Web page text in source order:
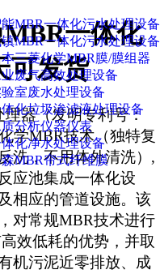
MBR一体化污水处理设备
MBR一体化污水处理设备
三菱化学MBR膜/膜组器
废气高效处理设备
室废水处理设备
化垃圾渗滤液处理设备
分析仪器仪表
化净水处理设备
MBR帘式纤维膜
一体化
可发货
理器（发明专利号：
学MBR技术（独特复
洗，不用体外清洗） ,
应池集成一体化设
相应的管道设施。该
对常规MBR技术进行
效低耗的优势，并取
机污泥近零排放、成